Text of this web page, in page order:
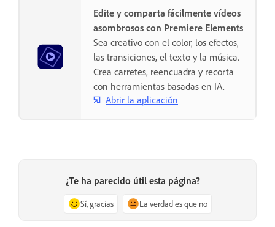
Edite y comparta fácilmente vídeos
asombrosos con Premiere Elements
Sea creativo con el color, los efectos,
las transiciones, el texto y la música.
Crea carretes, reencuadra y recorta
con herramientas basadas en IA.
Abrir la aplicación
¿Te ha parecido útil esta página?
Sí, gracias La verdad es que no